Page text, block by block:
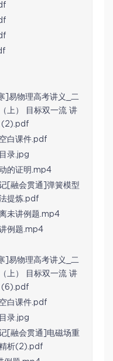
]易物理高考讲义_二
上） 目标双一流 讲
(2).pdf
白课件.pdf
录.jpg
的证明.mp4
[融会贯通]弹簧模型
提炼.pdf
未讲例题.mp4
例题.mp4
]易物理高考讲义_二
上） 目标双一流 讲
(6).pdf
白课件.pdf
录.jpg
[融会贯通]电磁场重
析(2).pdf